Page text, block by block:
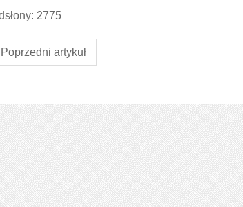
2775
Poprzedni artykuł